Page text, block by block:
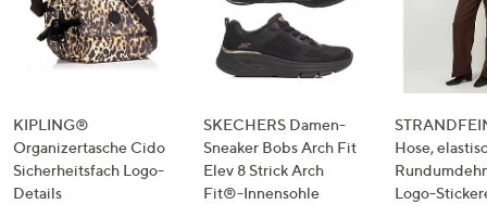
KIPLING®
Organizertasche Cido
Sicherheitsfach Logo-
Details
SKECHERS Damen-
Sneaker Bobs Arch Fit
Elev 8 Strick Arch
Fit®-Innensohle
Hose,
Logo-